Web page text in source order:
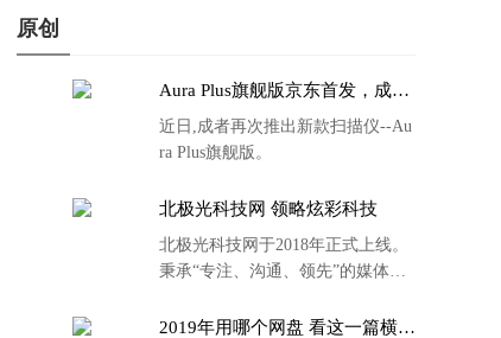
原创
Aura Plus旗舰版京东首发，成者
近日,成者再次推出新款扫描仪--Au
ra Plus旗舰版。
北极光科技网 领略炫彩科技
北极光科技网于2018年正式上线。
秉承“专注、沟通、领先”的媒体理
2019年用哪个网盘 看这一篇横评